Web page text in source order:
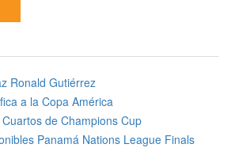
Ronald Gutiérrez
a la Copa América
de Champions Cup
Panamá Nations League Finals